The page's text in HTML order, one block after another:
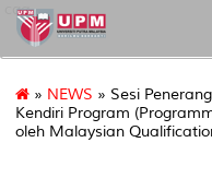
cqa
» NEWS » Sesi
Kendiri Program
oleh Malaysian